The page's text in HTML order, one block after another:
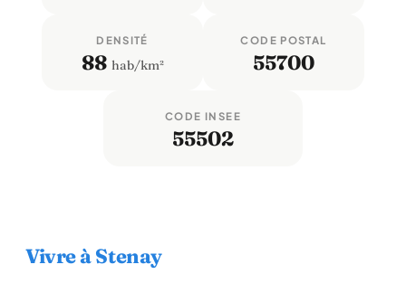
DENSITÉ
88 hab/km²
CODE POSTAL
55700
CODE INSEE
55502
Vivre à Stenay